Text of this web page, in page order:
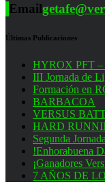
Email
Últimas Publicaciones
HYROX PFT –
III Jornada de
Formación en
BARBACOA
VERSUS
HARD
Segunda
!Enhorabuena
¡Ganadores
7 AÑOS DE